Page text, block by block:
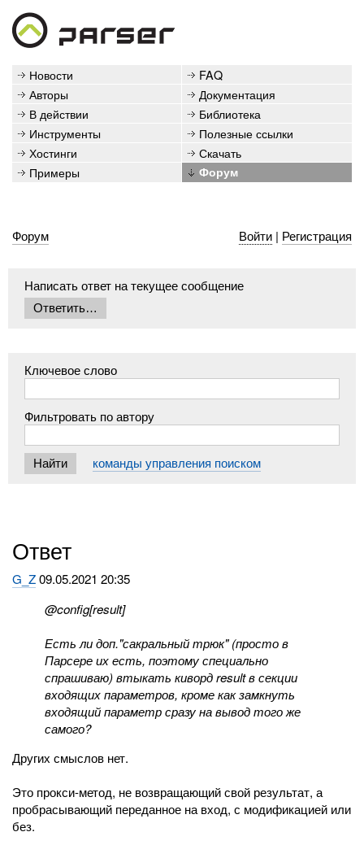
Новости
FAQ
Авторы
Документация
В действии
Библиотека
Инструменты
Полезные ссылки
Хостинги
Скачать
Примеры
Форум
Форум Войти| Регистрация
Написать ответ на текущее сообщение
Ключевое слово
Фильтровать по автору
команды управления поиском
Ответ
G_Z09.05.2021 20:35
@config[result]
Есть ли доп."сакральный трюк" (просто в
Парсере их есть, поэтому специально
спрашиваю) втыкать киворд result в секции
входящих параметров, кроме как замкнуть
входящий параметр сразу на вывод того же
самого?
Других смыслов нет.
Это прокси-метод, не возвращающий свой результат, а
пробрасывающий переданное на вход, с модификацией или
без.